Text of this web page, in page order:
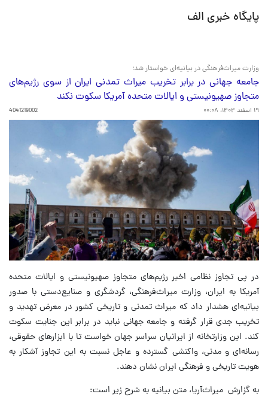
پایگاه خبری الف
وزارت میراث‌فرهنگی در بیانیه‌ای خواستار شد؛
جامعه جهانی در برابر تخریب میراث تمدنی ایران از سوی رژیم‌های
متجاوز صهیونیستی و ایالات متحده آمریکا سکوت نکند
۱۹ اسفند ۱۴۰۴، ۰۰:۰۸ 4041219002
در پی تجاوز نظامی اخیر رژیم‌های متجاوز صهیونیستی و ایالات متحده
آمریکا به ایران، وزارت میراث‌فرهنگی، گردشگری و صنایع‌دستی با صدور
بیانیه‌ای هشدار داد که میراث تمدنی و تاریخی کشور در معرض تهدید و
تخریب جدی قرار گرفته و جامعه جهانی نباید در برابر این جنایت سکوت
کند. این وزارتخانه از ایرانیان سراسر جهان خواست تا با ابزارهای حقوقی،
رسانه‌ای و مدنی، واکنشی گسترده و عاجل نسبت به این تجاوز آشکار به
هویت تاریخی و فرهنگی ایران نشان دهند.
به گزارش میراث‌آریا، متن بیانیه به شرح زیر است: